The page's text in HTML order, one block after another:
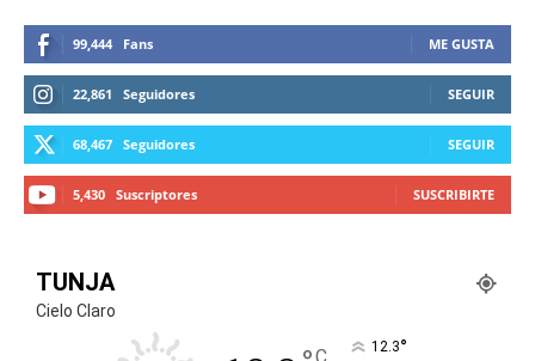
99,444 Fans ME GUSTA
22,861 Seguidores SEGUIR
68,467 Seguidores SEGUIR
5,430 Suscriptores SUSCRIBIRTE
TUNJA
Cielo Claro
12.3°